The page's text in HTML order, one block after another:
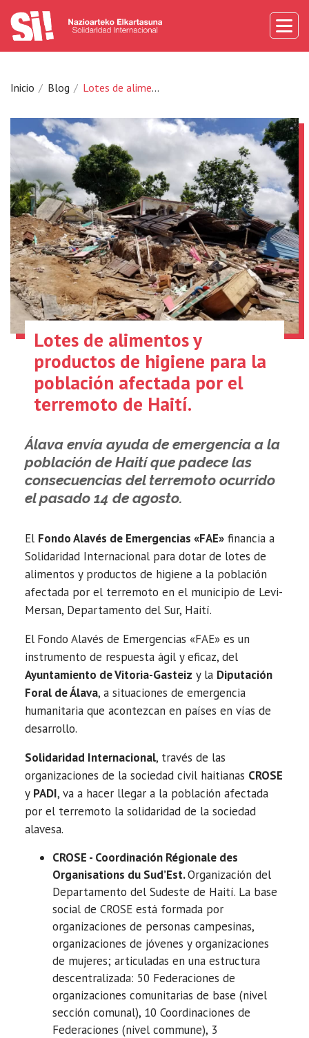
Inicio Blog Lotes de alimentos y productos de higiene para la población afectada por el terremoto de Haití.
Lotes de alimentos y
productos de higiene para la
población afectada por el
terremoto de Haití.
Álava envía ayuda de emergencia a la
población de Haití que padece las
consecuencias del terremoto ocurrido
el pasado 14 de agosto.
El Fondo Alavés de Emergencias «FAE»financia a
Solidaridad Internacional para dotar de lotes de
alimentos y productos de higiene a la población
afectada por el terremoto en el municipio de Levi-
Mersan, Departamento del Sur, Haití.
El Fondo Alavés de Emergencias «FAE» es un
instrumento de respuesta ágil y eficaz, del
Ayuntamiento de Vitoria-Gasteiz y la Diputación
Foral de Álava, a situaciones de emergencia
humanitaria que acontezcan en países en vías de
desarrollo.
Solidaridad Internacional, través de las
organizaciones de la sociedad civil haitianas CROSE
y PADI, va a hacer llegar a la población afectada
por el terremoto la solidaridad de la sociedad
alavesa.
CROSE - Coordinación Régionale des
Organisations du Sud’Est.Organización del
Departamento del Sudeste de Haití. La base
social de CROSE está formada por
organizaciones de personas campesinas,
organizaciones de jóvenes y organizaciones
de mujeres; articuladas en una estructura
descentralizada: 50 Federaciones de
organizaciones comunitarias de base (nivel
sección comunal), 10 Coordinaciones de
Federaciones (nivel commune), 3